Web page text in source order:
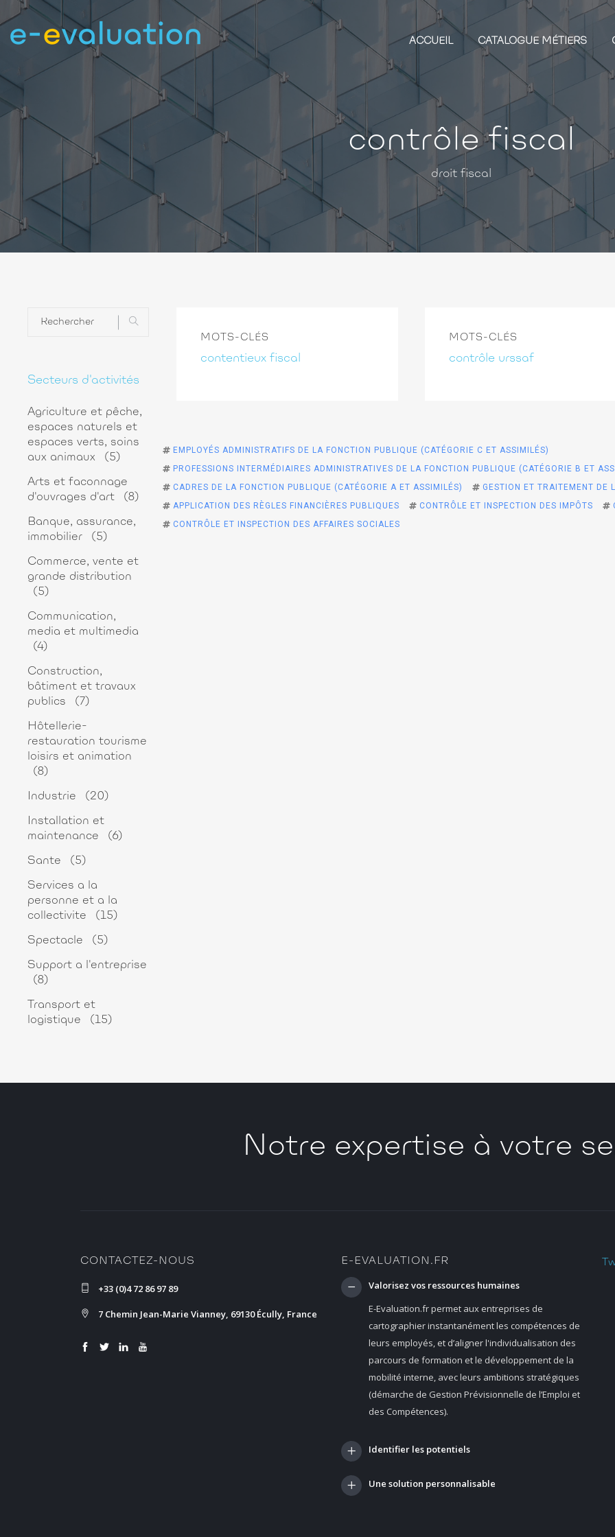
ACCUEIL CATALOGUE MÉTIERS
contrôle fiscal
droit fiscal
MOTS-CLÉS
contentieux fiscal
MOTS-CLÉS
contrôle urssaf
EMPLOYÉS ADMINISTRATIFS DE LA FONCTION PUBLIQUE (CATÉGORIE C ET ASSIMILÉS)
PROFESSIONS INTERMÉDIAIRES ADMINISTRATIVES DE LA FONCTION PUBLIQUE (CATÉGORIE B ET
CADRES DE LA FONCTION PUBLIQUE (CATÉGORIE A ET ASSIMILÉS)
GESTION ET TRAITEMENT DE
APPLICATION DES RÈGLES FINANCIÈRES PUBLIQUES
CONTRÔLE ET INSPECTION DES IMPÔTS
CONTRÔLE ET INSPECTION DES AFFAIRES SOCIALES
Secteurs d'activités
Agriculture et pêche,
espaces naturels et
espaces verts, soins
aux animaux
(5)
Arts et faconnage
d'ouvrages d'art
(8)
Banque, assurance,
immobilier
(5)
Commerce, vente et
grande distribution
(5)
Communication,
media et multimedia
(4)
Construction,
bâtiment et travaux
publics
(7)
Hôtellerie-
restauration tourisme
loisirs et animation
(8)
Industrie (20)
Installation et
maintenance
(6)
Sante (5)
Services a la
personne et a la
collectivite
(15)
Spectacle (5)
Support a l'entreprise
(8)
Transport et
logistique
(15)
Notre expertise à votre
CONTACTEZ-NOUS
+33 (0)4 72 86 97 89
7 Chemin Jean-Marie Vianney, 69130 Écully, France
E-EVALUATION.FR
Valorisez vos ressources humaines
E-Evaluation.fr permet aux entreprises de
cartographier instantanément les compétences de
leurs employés, et d’aligner l'individualisation des
parcours de formation et le développement de la
mobilité interne, avec leurs ambitions stratégiques
(démarche de Gestion Prévisionnelle de l’Emploi et
des Compétences).
Identifier les potentiels
Une solution personnalisable